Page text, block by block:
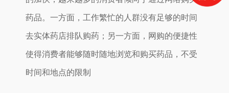
药品。一方面，工作繁忙的人群没有足够的时间
去实体药店排队购药；另一方面，网购的便捷性
使得消费者能够随时随地浏览和购买药品，不受
时间和地点的限制